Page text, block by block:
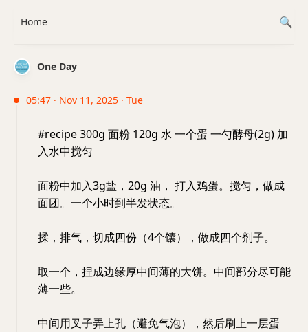
One Day
05:47 · Nov 11, 2025 · Tue
#recipe 300g 面粉 120g 水 一个蛋 一勺酵母(2g) 加
入水中搅匀
面粉中加入3g盐，20g 油， 打入鸡蛋。搅匀，做成
面团。一个小时到半发状态。
揉，排气，切成四份（4个馕），做成四个剂子。
取一个，捏成边缘厚中间薄的大饼。中间部分尽可能
薄一些。
中间用叉子弄上孔（避免气泡），然后刷上一层蛋
Home